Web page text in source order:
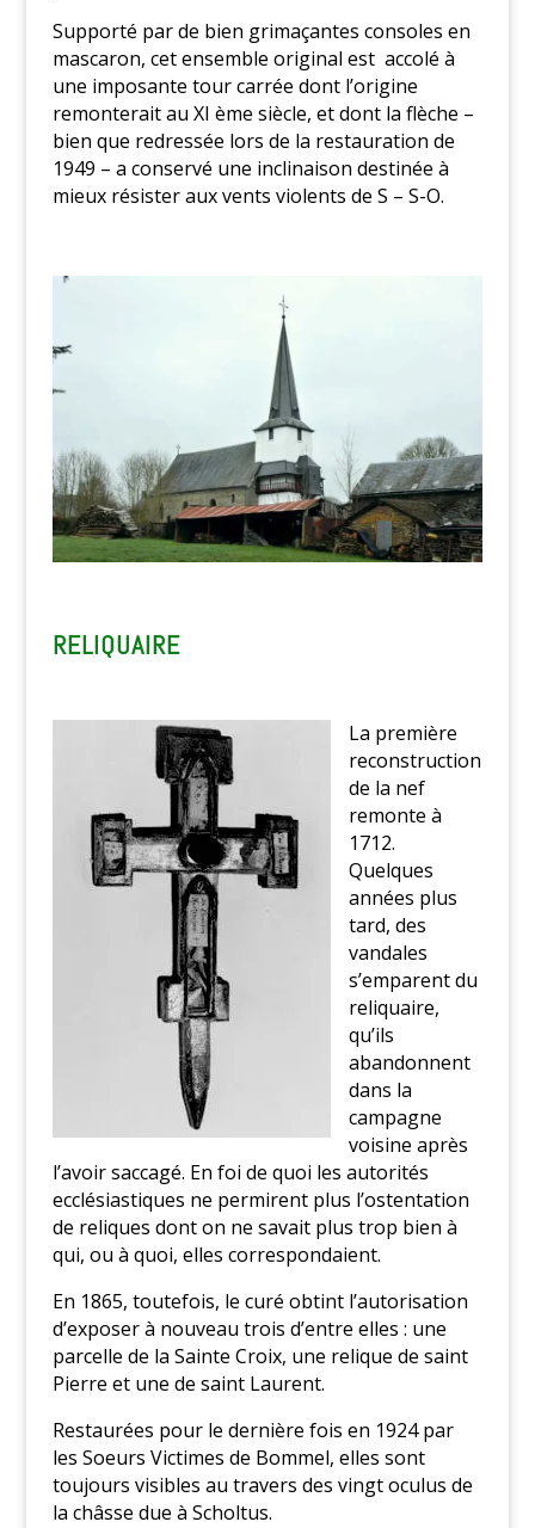
Supporté par de bien grimaçantes consoles en
mascaron, cet ensemble original est accolé à
une imposante tour carrée dont l’origine
remonterait au XI ème siècle, et dont la flèche –
bien que redressée lors de la restauration de
1949 – a conservé une inclinaison destinée à
mieux résister aux vents violents de S – S-O.
RELIQUAIRE
La première
reconstruction
de la nef
remonte à
1712.
Quelques
années plus
tard, des
vandales
s’emparent du
reliquaire,
qu’ils
abandonnent
dans la
campagne
voisine après
l’avoir saccagé. En foi de quoi les autorités
ecclésiastiques ne permirent plus l’ostentation
de reliques dont on ne savait plus trop bien à
qui, ou à quoi, elles correspondaient.
En 1865, toutefois, le curé obtint l’autorisation
d’exposer à nouveau trois d’entre elles : une
parcelle de la Sainte Croix, une relique de saint
Pierre et une de saint Laurent.
Restaurées pour le dernière fois en 1924 par
les Soeurs Victimes de Bommel, elles sont
toujours visibles au travers des vingt oculus de
la châsse due à Scholtus.